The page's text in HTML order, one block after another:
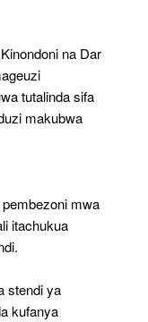
na Dar
tutalinda sifa
makubwa
mwa
itachukua
stendi ya
kufanya